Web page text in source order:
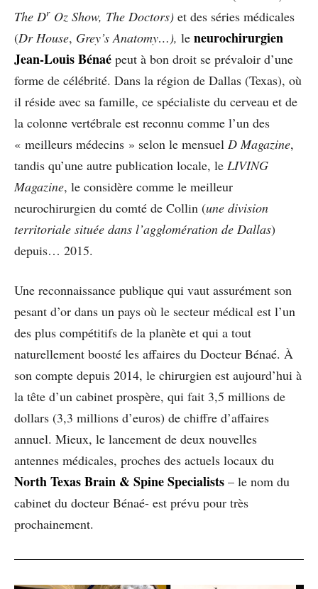
The DrOz Show, The Doctors) et des séries médicales
(Dr House, Grey’s Anatomy…), le neurochirurgien
Jean-Louis Bénaé peut à bon droit se prévaloir d’une
forme de célébrité. Dans la région de Dallas (Texas), où
il réside avec sa famille, ce spécialiste du cerveau et de
la colonne vertébrale est reconnu comme l’un des
« meilleurs médecins » selon le mensuel D Magazine,
tandis qu’une autre publication locale, le LIVING
Magazine, le considère comme le meilleur
neurochirurgien du comté de Collin (une division
territoriale située dans l’agglomération de Dallas)
depuis… 2015.
Une reconnaissance publique qui vaut assurément son
pesant d’or dans un pays où le secteur médical est l’un
des plus compétitifs de la planète et qui a tout
naturellement boosté les affaires du Docteur Bénaé. À
son compte depuis 2014, le chirurgien est aujourd’hui à
la tête d’un cabinet prospère, qui fait 3,5 millions de
dollars (3,3 millions d’euros) de chiffre d’affaires
annuel. Mieux, le lancement de deux nouvelles
antennes médicales, proches des actuels locaux du
North Texas Brain & Spine Specialists – le nom du
cabinet du docteur Bénaé- est prévu pour très
prochainement.